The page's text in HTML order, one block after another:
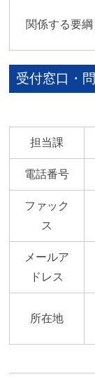
関係する要綱
受付窓口・
担当課
電話番号
ファック
ス
メールア
ドレス
所在地